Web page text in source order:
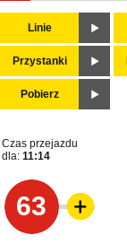
Linie
Przystanki
Pobierz
Czas przejazdu
dla: 11:14
63